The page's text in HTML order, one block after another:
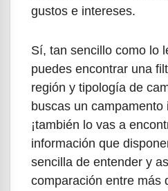
gustos e intereses.
Sí, tan sencillo como lo
puedes encontrar una
región y tipología de
buscas un campamento
¡también lo vas a
información que
sencilla de entender y
comparación entre más